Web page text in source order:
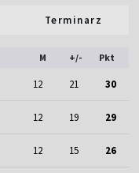
Terminarz
M +/- Pkt
12 21 30
12 19 29
12 15 26